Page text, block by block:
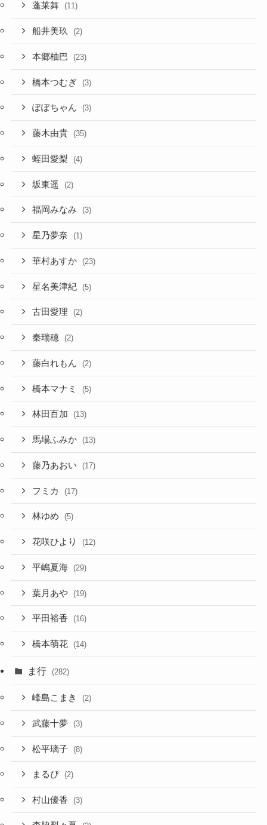
蓬莱舞 (11)
船井美玖 (2)
本郷柚巴 (23)
橋本つむぎ (3)
ぽぽちゃん (3)
藤木由貴 (35)
蛭田愛梨 (4)
坂東遥 (2)
福岡みなみ (3)
星乃夢奈 (1)
華村あすか (23)
星名美津紀 (5)
古田愛理 (2)
秦瑞穂 (2)
藤白れもん (2)
橋本マナミ (5)
林田百加 (13)
馬場ふみか (13)
藤乃あおい (17)
フミカ (17)
林ゆめ (5)
花咲ひより (12)
平嶋夏海 (29)
葉月あや (19)
平田裕香 (16)
橋本萌花 (14)
ま行 (282)
峰島こまき (2)
武藤十夢 (3)
松平璃子 (8)
まるぴ (2)
村山優香 (3)